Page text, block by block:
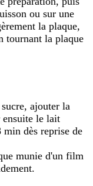
ou sur une
la plaque,
tournant la plaque
ajouter la
ensuite le lait
dès reprise de
munie d'un film